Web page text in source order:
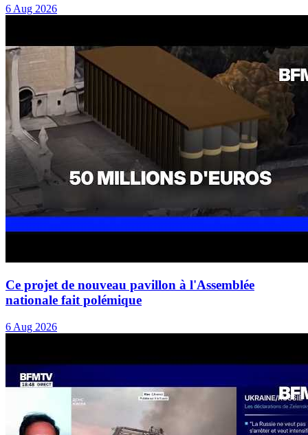
6 Aug 2026
Ce projet de nouveau pavillon à l'Assemblée
nationale fait polémique
6 Aug 2026